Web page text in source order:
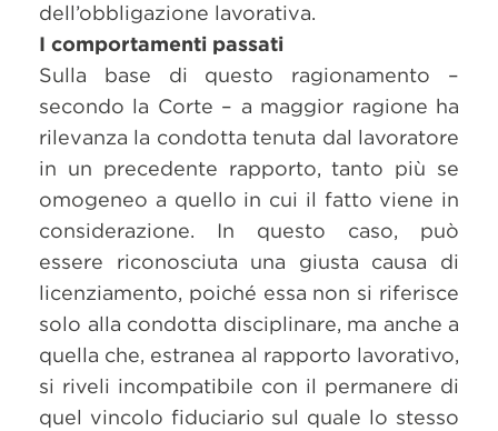
dell’obbligazione lavorativa.
I comportamenti passati
Sulla base di questo ragionamento –
secondo la Corte – a maggior ragione ha
rilevanza la condotta tenuta dal lavoratore
in un precedente rapporto, tanto più se
omogeneo a quello in cui il fatto viene in
considerazione. In questo caso, può
essere riconosciuta una giusta causa di
licenziamento, poiché essa non si riferisce
solo alla condotta disciplinare, ma anche a
quella che, estranea al rapporto lavorativo,
si riveli incompatibile con il permanere di
quel vincolo fiduciario sul quale lo stesso